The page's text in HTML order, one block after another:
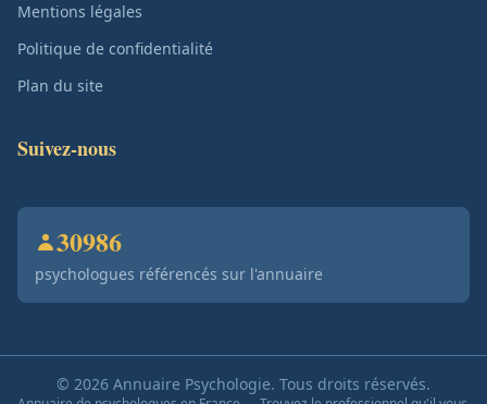
Mentions légales
Politique de confidentialité
Plan du site
Suivez-nous
30986
psychologues référencés sur l'annuaire
© 2026 Annuaire Psychologie. Tous droits réservés.